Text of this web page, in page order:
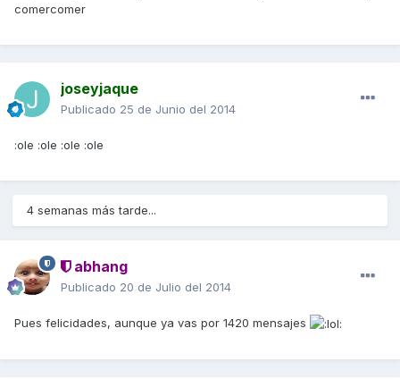
comercomer
joseyjaque
Publicado 25 de Junio del 2014
:ole :ole :ole :ole
4 semanas más tarde...
abhang
Publicado 20 de Julio del 2014
Pues felicidades, aunque ya vas por 1420 mensajes